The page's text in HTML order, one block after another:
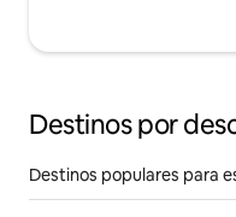
Destinos por
Destinos populares para